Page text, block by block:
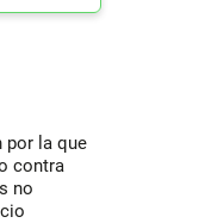
por la que
contra
no